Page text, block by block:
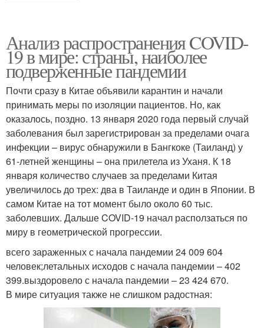
Анализ распространения COVID-
19 в мире: страны, наиболее
подверженные пандемии
Почти сразу в Китае объявили карантин и начали
принимать меры по изоляции пациентов. Но, как
оказалось, поздно. 13 января 2020 года первый случай
заболевания был зарегистрирован за пределами очага
инфекции – вирус обнаружили в Бангкоке (Таиланд) у
61-летней женщины – она прилетела из Уханя. К 18
января количество случаев за пределами Китая
увеличилось до трех: два в Таиланде и один в Японии. В
самом Китае на тот момент было около 60 тыс.
заболевших. Дальше COVID-19 начал расползаться по
миру в геометрической прогрессии.
всего зараженных с начала пандемии 24 009 604
человек;летальных исходов с начала пандемии – 402
399.выздоровело с начала пандемии – 23 424 670.
В мире ситуация также не слишком радостная: